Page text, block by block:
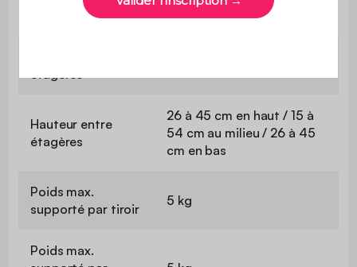
Dimensions 120 x 24 x 125 cm
Hauteur entre
étagères
26 à 45 cm en haut / 15 à
54 cm au milieu / 26 à 45
cm en bas
Poids max.
supporté par tiroir
5 kg
Poids max.